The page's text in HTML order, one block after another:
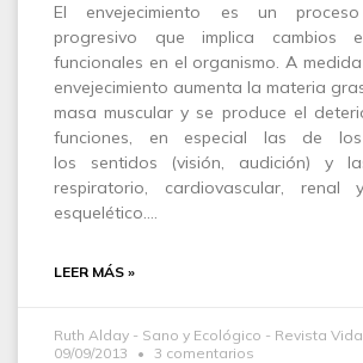
El envejecimiento es un
progresivo que implica cambios
funcionales en el organismo. A
envejecimiento aumenta la materia
masa muscular y se produce el
funciones, en especial las de
los sentidos (visión, audición) y
respiratorio, cardiovascular, renal
esquelético.…
LEER MÁS »
Ruth Alday - Sano y Ecológico - Revista
09/09/2013
3 comentarios